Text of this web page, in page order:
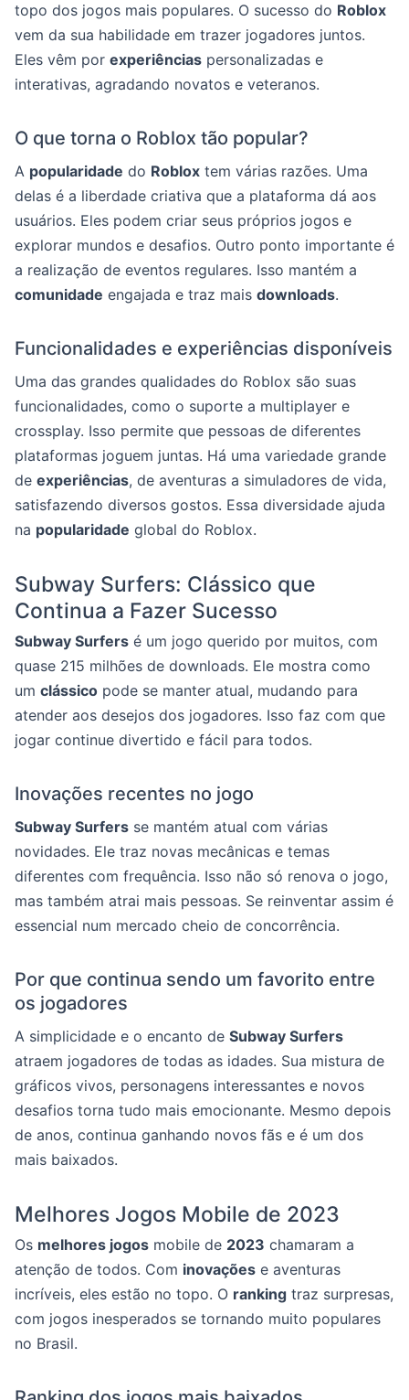
topo dos jogos mais populares. O sucesso do Roblox
vem da sua habilidade em trazer jogadores juntos.
Eles vêm por experiências personalizadas e
interativas, agradando novatos e veteranos.
O que torna o Roblox tão popular?
A popularidade do Roblox tem várias razões. Uma
delas é a liberdade criativa que a plataforma dá aos
usuários. Eles podem criar seus próprios jogos e
explorar mundos e desafios. Outro ponto importante é
a realização de eventos regulares. Isso mantém a
comunidade engajada e traz mais downloads.
Funcionalidades e experiências disponíveis
Uma das grandes qualidades do Roblox são suas
funcionalidades, como o suporte a multiplayer e
crossplay. Isso permite que pessoas de diferentes
plataformas joguem juntas. Há uma variedade grande
de experiências, de aventuras a simuladores de vida,
satisfazendo diversos gostos. Essa diversidade ajuda
na popularidade global do Roblox.
Subway Surfers: Clássico que
Continua a Fazer Sucesso
Subway Surfers é um jogo querido por muitos, com
quase 215 milhões de downloads. Ele mostra como
um clássico pode se manter atual, mudando para
atender aos desejos dos jogadores. Isso faz com que
jogar continue divertido e fácil para todos.
Inovações recentes no jogo
Subway Surfers se mantém atual com várias
novidades. Ele traz novas mecânicas e temas
diferentes com frequência. Isso não só renova o jogo,
mas também atrai mais pessoas. Se reinventar assim é
essencial num mercado cheio de concorrência.
Por que continua sendo um favorito entre
os jogadores
A simplicidade e o encanto de Subway Surfers
atraem jogadores de todas as idades. Sua mistura de
gráficos vivos, personagens interessantes e novos
desafios torna tudo mais emocionante. Mesmo depois
de anos, continua ganhando novos fãs e é um dos
mais baixados.
Melhores Jogos Mobile de 2023
Os melhores jogos mobile de 2023 chamaram a
atenção de todos. Com inovações e aventuras
incríveis, eles estão no topo. O ranking traz surpresas,
com jogos inesperados se tornando muito populares
no Brasil.